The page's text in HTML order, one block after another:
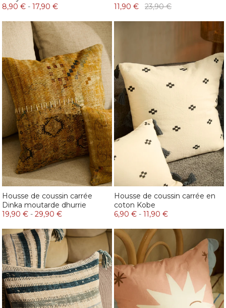
8,90 € - 17,90 €
11,90 €
23,90 €
Housse de coussin carrée
Dinka moutarde dhurrie
19,90 € - 29,90 €
Housse de coussin carrée en
coton Kobe
6,90 € - 11,90 €